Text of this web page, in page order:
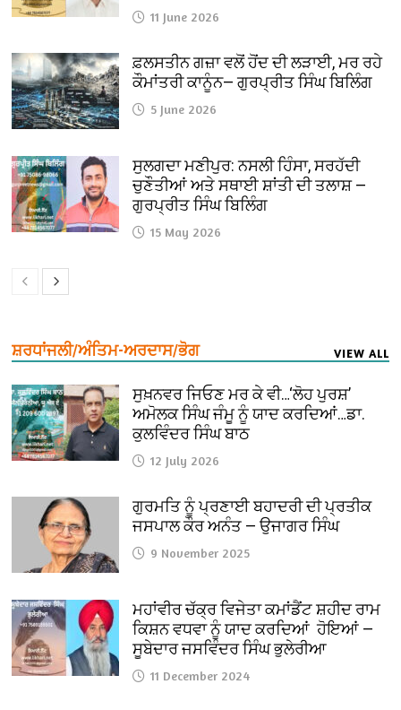
11 June 2026
ਫ਼ਲਸਤੀਨ ਗਜ਼ਾ ਵਲੋਂ ਹੋਂਦ ਦੀ ਲੜਾਈ, ਮਰ ਰਹੇ
ਕੌਮਾਂਤਰੀ ਕਾਨੂੰਨ— ਗੁਰਪ੍ਰੀਤ ਸਿੰਘ ਬਿਲਿੰਗ
5 June 2026
ਸੁਲਗਦਾ ਮਣੀਪੁਰ: ਨਸਲੀ ਹਿੰਸਾ, ਸਰਹੱਦੀ
ਚੁਣੌਤੀਆਂ ਅਤੇ ਸਥਾਈ ਸ਼ਾਂਤੀ ਦੀ ਤਲਾਸ਼ —
ਗੁਰਪ੍ਰੀਤ ਸਿੰਘ ਬਿਲਿੰਗ
15 May 2026
ਸ਼ਰਧਾਂਜਲੀ/ਅੰਤਿਮ-ਅਰਦਾਸ/ਭੋਗ VIEW ALL
ਸੁਖ਼ਨਵਰ ਜਿਓਣ ਮਰ ਕੇ ਵੀ…‘ਲੋਹ ਪੁਰਸ਼’
ਅਮੋਲਕ ਸਿੰਘ ਜੰਮੂ ਨੂੰ ਯਾਦ ਕਰਦਿਆਂ…ਡਾ.
ਕੁਲਵਿੰਦਰ ਸਿੰਘ ਬਾਠ
12 July 2026
ਗੁਰਮਤਿ ਨੂੰ ਪ੍ਰਣਾਈ ਬਹਾਦਰੀ ਦੀ ਪ੍ਰਤੀਕ
ਜਸਪਾਲ ਕੌਰ ਅਨੰਤ — ਉਜਾਗਰ ਸਿੰਘ
9 November 2025
ਮਹਾਂਵੀਰ ਚੱਕ੍ਰ ਵਿਜੇਤਾ ਕਮਾਂਡੈਂਟ ਸ਼ਹੀਦ ਰਾਮ
ਕਿਸ਼ਨ ਵਧਵਾ ਨੂੰ ਯਾਦ ਕਰਦਿਆਂ ਹੋਇਆਂ —
ਸੂਬੇਦਾਰ ਜਸਵਿੰਦਰ ਸਿੰਘ ਭੁਲੇਰੀਆ
11 December 2024